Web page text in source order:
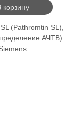
корзину
(Pathromtin SL),
АЧТВ)